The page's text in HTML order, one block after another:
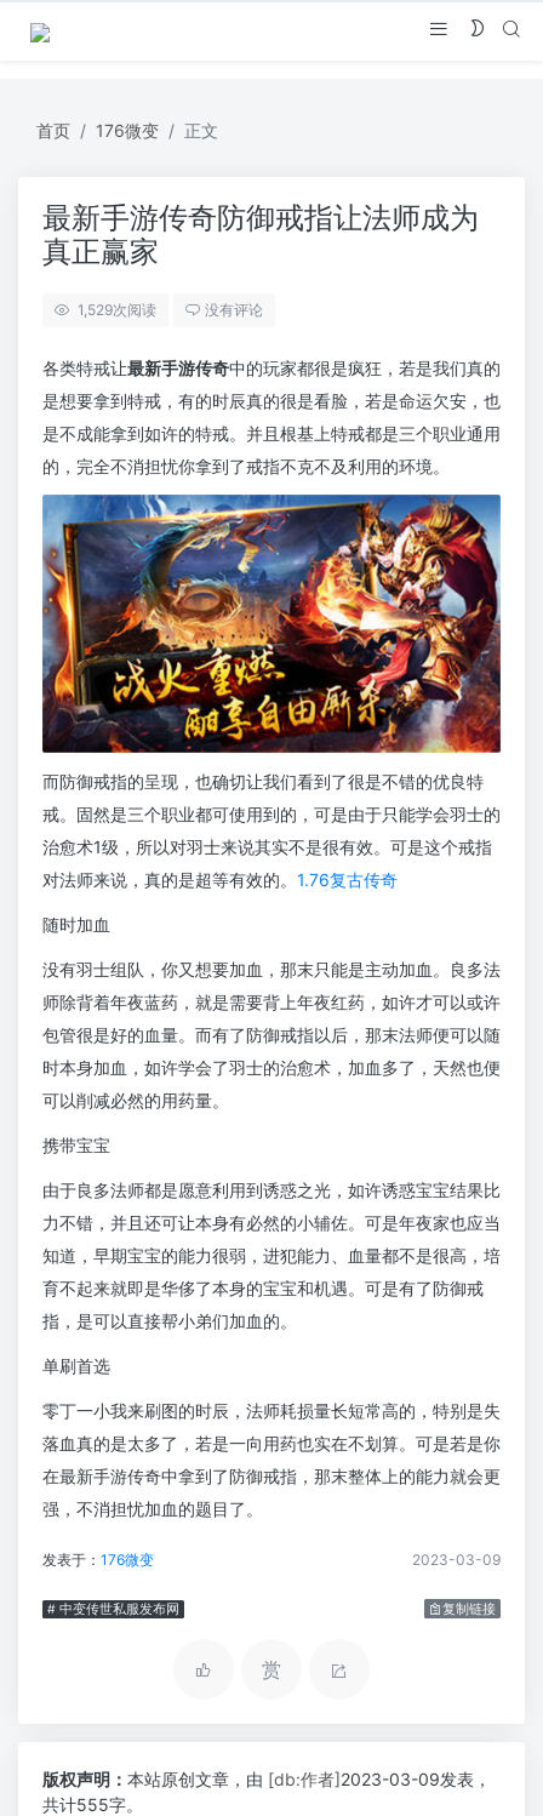
首页 176微变 正文
最新手游传奇防御戒指让法师成为
真正赢家
1,529次阅读 没有评论
各类特戒让最新手游传奇中的玩家都很是疯狂，若是我们真的
是想要拿到特戒，有的时辰真的很是看脸，若是命运欠安，也
是不成能拿到如许的特戒。并且根基上特戒都是三个职业通用
的，完全不消担忧你拿到了戒指不克不及利用的环境。
而防御戒指的呈现，也确切让我们看到了很是不错的优良特
戒。固然是三个职业都可使用到的，可是由于只能学会羽士的
治愈术1级，所以对羽士来说其实不是很有效。可是这个戒指
对法师来说，真的是超等有效的。 1.76复古传奇
随时加血
没有羽士组队，你又想要加血，那末只能是主动加血。良多法
师除背着年夜蓝药，就是需要背上年夜红药，如许才可以或许
包管很是好的血量。而有了防御戒指以后，那末法师便可以随
时本身加血，如许学会了羽士的治愈术，加血多了，天然也便
可以削减必然的用药量。
携带宝宝
由于良多法师都是愿意利用到诱惑之光，如许诱惑宝宝结果比
力不错，并且还可让本身有必然的小辅佐。可是年夜家也应当
知道，早期宝宝的能力很弱，进犯能力、血量都不是很高，培
育不起来就即是华侈了本身的宝宝和机遇。可是有了防御戒
指，是可以直接帮小弟们加血的。
单刷首选
零丁一小我来刷图的时辰，法师耗损量长短常高的，特别是失
落血真的是太多了，若是一向用药也实在不划算。可是若是你
在最新手游传奇中拿到了防御戒指，那末整体上的能力就会更
强，不消担忧加血的题目了。
发表于： 176微变 2023-03-09
# 中变传世私服发布网 复制链接
赏
版权声明： 本站原创文章，由 [db:作者]2023-03-09发表，
共计555字。